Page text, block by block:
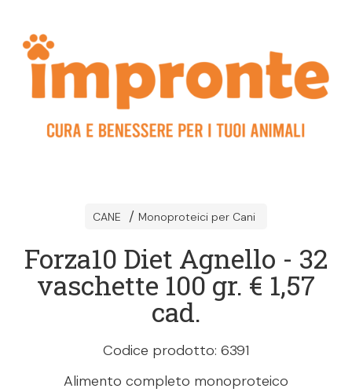
CANE Monoproteici per Cani
Forza10 Diet Agnello - 32
vaschette 100 gr. € 1,57
cad.
Codice prodotto: 6391
Alimento completo monoproteico